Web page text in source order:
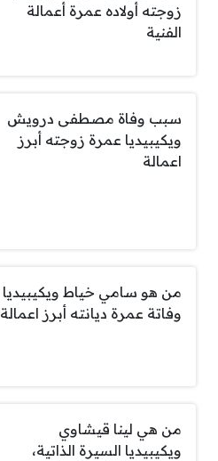
زوجته أولاده عمرة أعمالة
الفنية
سبب وفاة مصطفى درويش
ويكيبيديا عمرة زوجته أبرز
اعمالة
من هو سامي خياط ويكيبيديا
وفاتة عمرة ديانته أبرز اعمالة
من هي لينا قيشاوي
ويكيبيديا السيرة الذاتية،